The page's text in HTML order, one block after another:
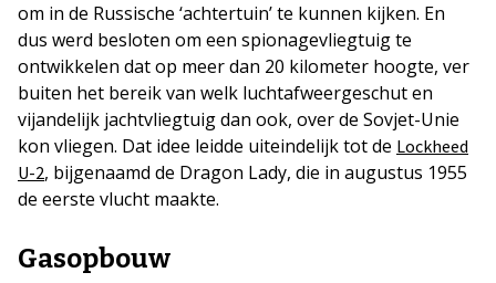
om in de Russische ‘achtertuin’ te kunnen kijken. En
dus werd besloten om een spionagevliegtuig te
ontwikkelen dat op meer dan 20 kilometer hoogte, ver
buiten het bereik van welk luchtafweergeschut en
vijandelijk jachtvliegtuig dan ook, over de Sovjet-Unie
kon vliegen. Dat idee leidde uiteindelijk tot de Lockheed
U-2, bijgenaamd de Dragon Lady, die in augustus 1955
de eerste vlucht maakte.
Gasopbouw